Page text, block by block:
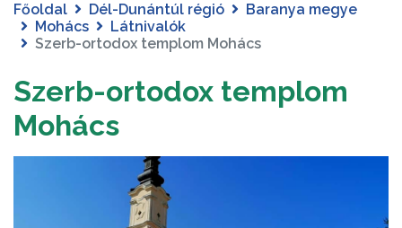
Főoldal Dél-Dunántúl régió
Baranya megye
Mohács
Látnivalók
Szerb-ortodox templom Mohács
Szerb-ortodox templom
Mohács